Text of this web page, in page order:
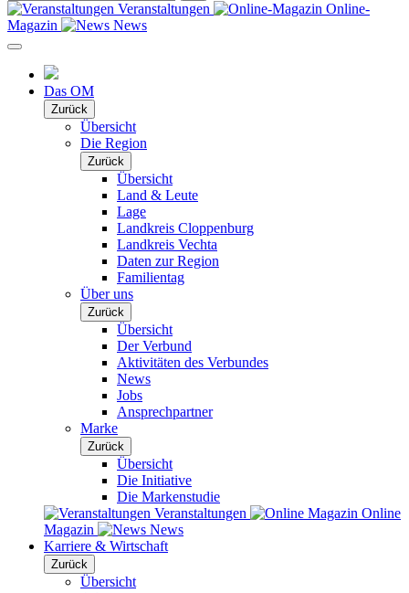
Veranstaltungen
Online-
Magazin
News
Das OM
Zurück
Übersicht
Die Region
Zurück
Übersicht
Land & Leute
Lage
Landkreis Cloppenburg
Landkreis Vechta
Daten zur Region
Familientag
Über uns
Zurück
Übersicht
Der Verbund
Aktivitäten des Verbundes
News
Jobs
Ansprechpartner
Marke
Zurück
Übersicht
Die Initiative
Die Markenstudie
Veranstaltungen
Online
Magazin
News
Karriere & Wirtschaft
Zurück
Übersicht